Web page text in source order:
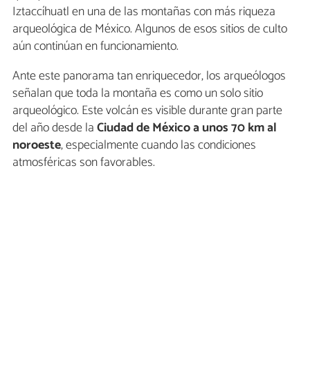
Iztaccíhuatl en una de las montañas con más riqueza
arqueológica de México. Algunos de esos sitios de culto
aún continúan en funcionamiento.
Ante este panorama tan enriquecedor, los arqueólogos
señalan que toda la montaña es como un solo sitio
arqueológico. Este volcán es visible durante gran parte
del año desde laCiudad de México a unos 70 km al
noroeste, especialmente cuando las condiciones
atmosféricas son favorables.